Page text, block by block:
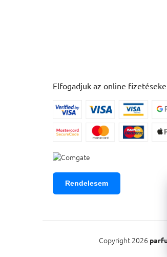
Elfogadjuk az online
Rendelesem
Copyright 2026